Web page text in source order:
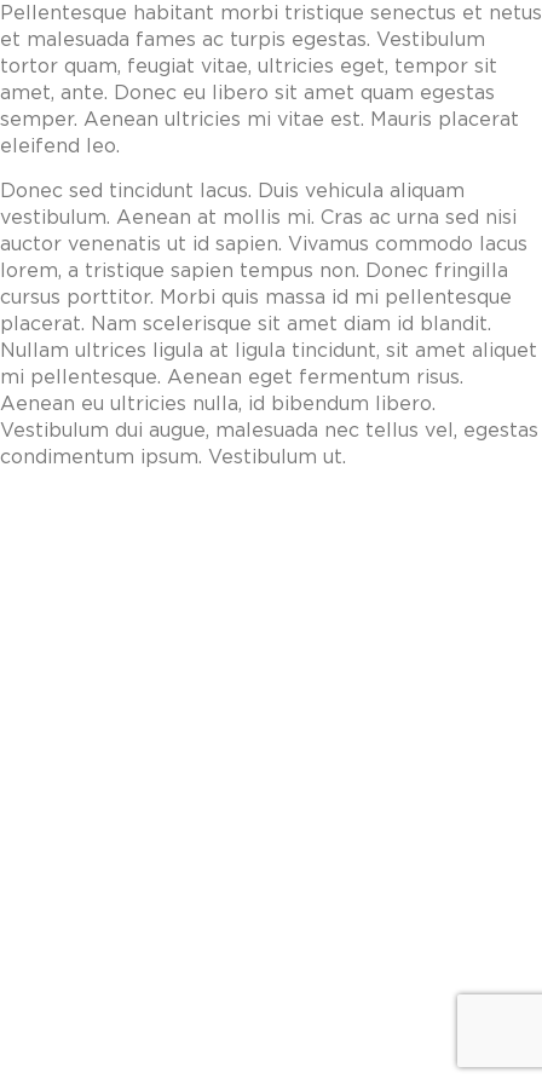
Pellentesque habitant morbi tristique senectus et netus
et malesuada fames ac turpis egestas. Vestibulum
tortor quam, feugiat vitae, ultricies eget, tempor sit
amet, ante. Donec eu libero sit amet quam egestas
semper. Aenean ultricies mi vitae est. Mauris placerat
eleifend leo.
Donec sed tincidunt lacus. Duis vehicula aliquam
vestibulum. Aenean at mollis mi. Cras ac urna sed nisi
auctor venenatis ut id sapien. Vivamus commodo lacus
lorem, a tristique sapien tempus non. Donec fringilla
cursus porttitor. Morbi quis massa id mi pellentesque
placerat. Nam scelerisque sit amet diam id blandit.
Nullam ultrices ligula at ligula tincidunt, sit amet aliquet
mi pellentesque. Aenean eget fermentum risus.
Aenean eu ultricies nulla, id bibendum libero.
Vestibulum dui augue, malesuada nec tellus vel, egestas
condimentum ipsum. Vestibulum ut.